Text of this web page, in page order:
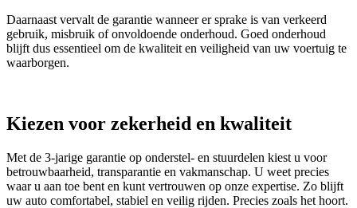
Daarnaast vervalt de garantie wanneer er sprake is van verkeerd
gebruik, misbruik of onvoldoende onderhoud. Goed onderhoud
blijft dus essentieel om de kwaliteit en veiligheid van uw voertuig te
waarborgen.
Kiezen voor zekerheid en kwaliteit
Met de 3‑jarige garantie op onderstel- en stuurdelen kiest u voor
betrouwbaarheid, transparantie en vakmanschap. U weet precies
waar u aan toe bent en kunt vertrouwen op onze expertise. Zo blijft
uw auto comfortabel, stabiel en veilig rijden. Precies zoals het hoort.